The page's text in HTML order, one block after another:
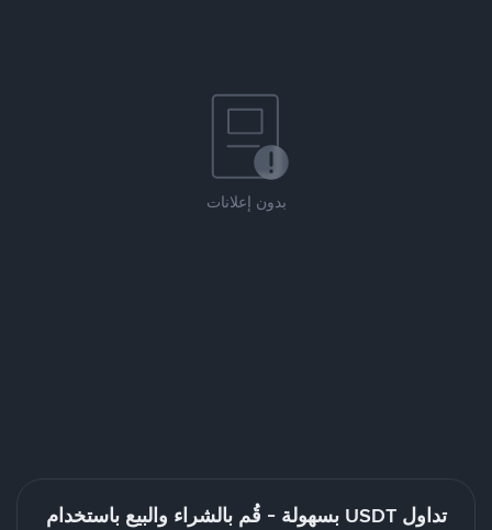
بدون إعلانات
تداول USDT بسهولة - قُم بالشراء والبيع باستخدام